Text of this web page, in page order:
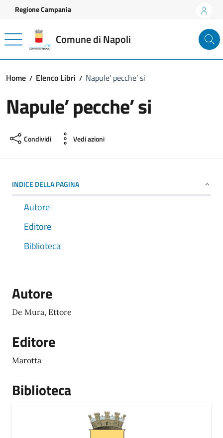
Vai ai contenuti
Vai al footer
Regione Campania
Comune di Napoli
Home Elenco Libri Napule’ pecche’ si
Napule’ pecche’ si
Condividi Vedi azioni
INDICE DELLA PAGINA
Autore
Editore
Biblioteca
Autore
De Mura, Ettore
Editore
Marotta
Biblioteca